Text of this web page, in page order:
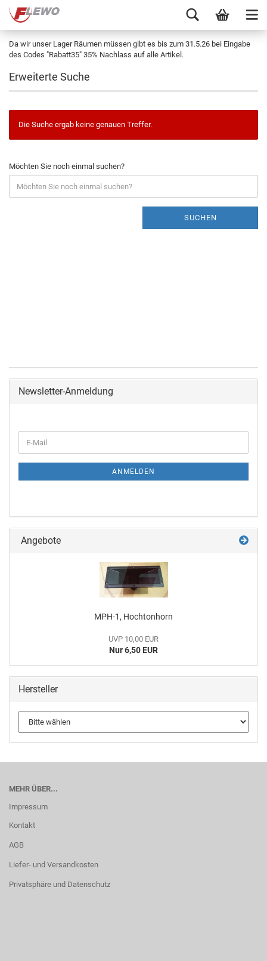
Da wir unser Lager Räumen müssen gibt es bis zum 31.5.26 bei Eingabe
des Codes "Rabatt35" 35% Nachlass auf alle Artikel.
Erweiterte Suche
Die Suche ergab keine genauen Treffer.
Möchten Sie noch einmal suchen?
SUCHEN
Newsletter-Anmeldung
ANMELDEN
Angebote
MPH-1, Hochtonhorn
UVP 10,00 EUR
Nur 6,50 EUR
Hersteller
MEHR ÜBER...
Impressum
Kontakt
AGB
Liefer- und Versandkosten
Privatsphäre und Datenschutz